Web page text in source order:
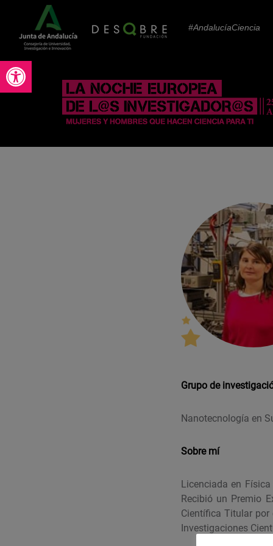
Abrir barra de herramientas
#AndalucíaCiencia
Grupo de
Nanotecnología en
Sobre mí
Licenciada en
Recibió un Premio
Científica Titular por
Investigaciones